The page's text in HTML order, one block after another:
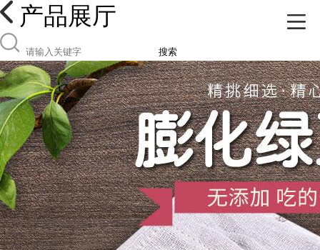
产品展厅
搜索